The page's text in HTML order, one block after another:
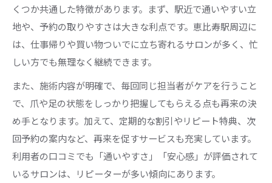
くつか共通した特徴があります。まず、駅近で通いやすい立
地や、予約の取りやすさは大きな利点です。恵比寿駅周辺に
は、仕事帰りや買い物ついでに立ち寄れるサロンが多く、忙
しい方でも無理なく継続できます。
また、施術内容が明確で、毎回同じ担当者がケアを行うこと
で、爪や足の状態をしっかり把握してもらえる点も再来の決
め手となります。加えて、定期的な割引やリピート特典、次
回予約の案内など、再来を促すサービスも充実しています。
利用者の口コミでも「通いやすさ」「安心感」が評価されて
いるサロンは、リピーターが多い傾向にあります。